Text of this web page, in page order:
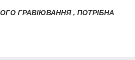
ГРАВІЮВАННЯ , ПОТРІБНА